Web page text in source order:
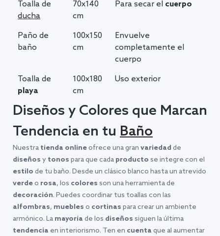
Toalla de
ducha
70x140
cm
Para secar el cuerpo
Paño de
baño
100x150
cm
Envuelve
completamente el
cuerpo
Toalla de
playa
100x180
cm
Uso exterior
Diseños y Colores que Marcan
Tendencia en tu Baño
Nuestra tienda onlineofrece una gran variedad de
diseños y tonos para que cada producto se integre con el
estilo de tu baño. Desde un clásico blanco hasta un atrevido
verdeo rosa, los colores son una herramienta de
decoración. Puedes coordinar tus toallas con las
alfombras, muebles o cortinas para crear un ambiente
armónico. La mayoría de los diseños siguen la última
tendencia en interiorismo. Ten en cuenta que al aumentar